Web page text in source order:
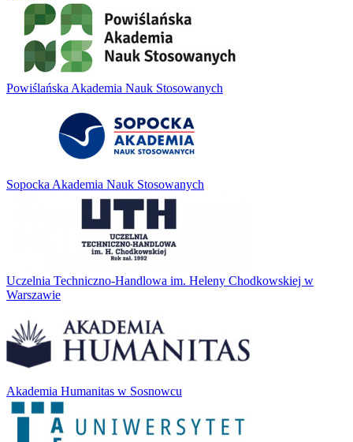
Powiślańska Akademia Nauk Stosowanych
Sopocka Akademia Nauk Stosowanych
Uczelnia Techniczno-Handlowa im. Heleny Chodkowskiej w
Warszawie
Akademia Humanitas w Sosnowcu